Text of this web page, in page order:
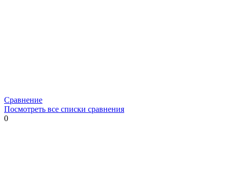
Сравнение
Посмотреть все списки сравнения
0